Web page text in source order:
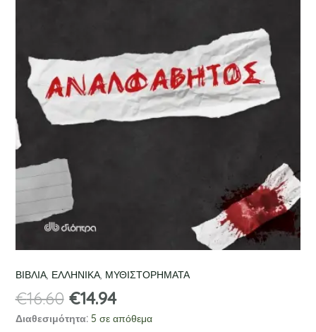
ΒΙΒΛΙΑ, ΕΛΛΗΝΙΚΑ, ΜΥΘΙΣΤΟΡΗΜΑΤΑ
€16.60 €14.94
Διαθεσιμότητα: 5 σε απόθεμα